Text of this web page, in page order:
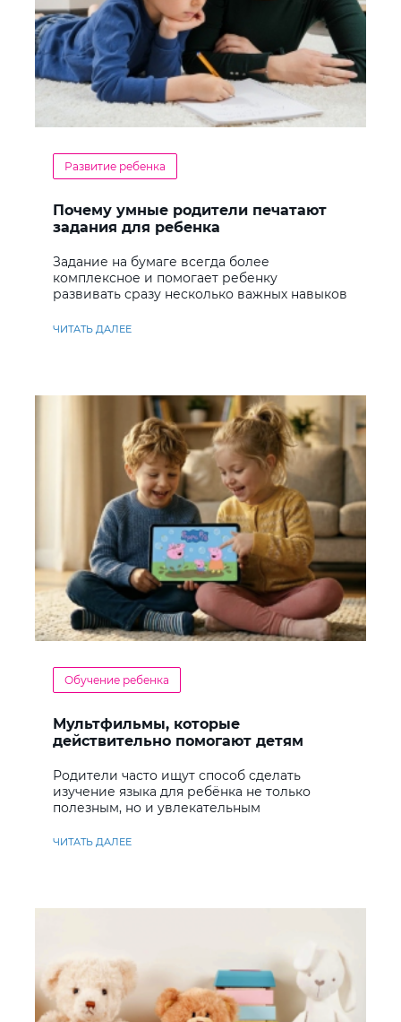
Развитие ребенка
Почему умные родители печатают
задания для ребенка
Задание на бумаге всегда более
комплексное и помогает ребенку
развивать сразу несколько важных навыков
ЧИТАТЬ ДАЛЕЕ
Обучение ребенка
Мультфильмы, которые
действительно помогают детям
Родители часто ищут способ сделать
изучение языка для ребёнка не только
полезным, но и увлекательным
ЧИТАТЬ ДАЛЕЕ